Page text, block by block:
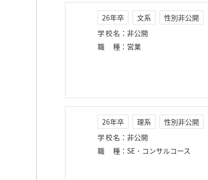
26年卒 文系
性別非公開
学校名 ： 非公開
職種 ： 営業
26年卒 理系
性別非公開
学校名 ： 非公開
職種 ： SE・コンサルコース